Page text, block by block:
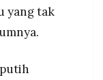
yang tak